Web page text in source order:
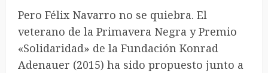
Pero Félix Navarro no se quiebra. El
veterano de la Primavera Negra y Premio
«Solidaridad» de la Fundación Konrad
Adenauer (2015) ha sido propuesto junto a